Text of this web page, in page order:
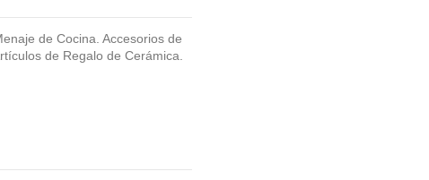
de Cocina. Accesorios de
de Regalo de Cerámica.